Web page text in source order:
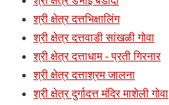
श्री क्षेत्र दत्तभिक्षालिंग
श्री क्षेत्र दत्तवाडी सांखळी गोवा
श्री क्षेत्र दत्ताधाम - प्रती गिरनार
श्री क्षेत्र दत्ताश्रम जालना
श्री क्षेत्र दुर्गादत्त मंदिर माशेली गोवा